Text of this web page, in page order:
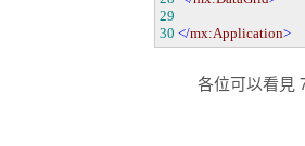
29
30 </mx:Application>
各位可以看見